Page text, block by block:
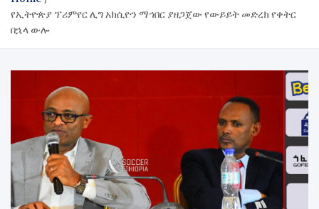
የኢትዮጵያ ፕሪምየር ሊግ አክሲዮን ማኅበር ያዘጋጀው የውይይት መድረክ የቀትር
በኋላ ውሎ